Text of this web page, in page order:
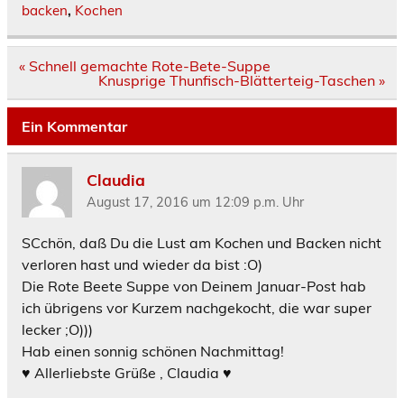
backen, Kochen
Beitragsnavigation
« Schnell gemachte Rote-Bete-Suppe
Knusprige Thunfisch-Blätterteig-Taschen »
Ein Kommentar
Claudia
August 17, 2016 um 12:09 p.m. Uhr
SCchön, daß Du die Lust am Kochen und Backen nicht
verloren hast und wieder da bist :O)
Die Rote Beete Suppe von Deinem Januar-Post hab
ich übrigens vor Kurzem nachgekocht, die war super
lecker ;O)))
Hab einen sonnig schönen Nachmittag!
♥ Allerliebste Grüße , Claudia ♥